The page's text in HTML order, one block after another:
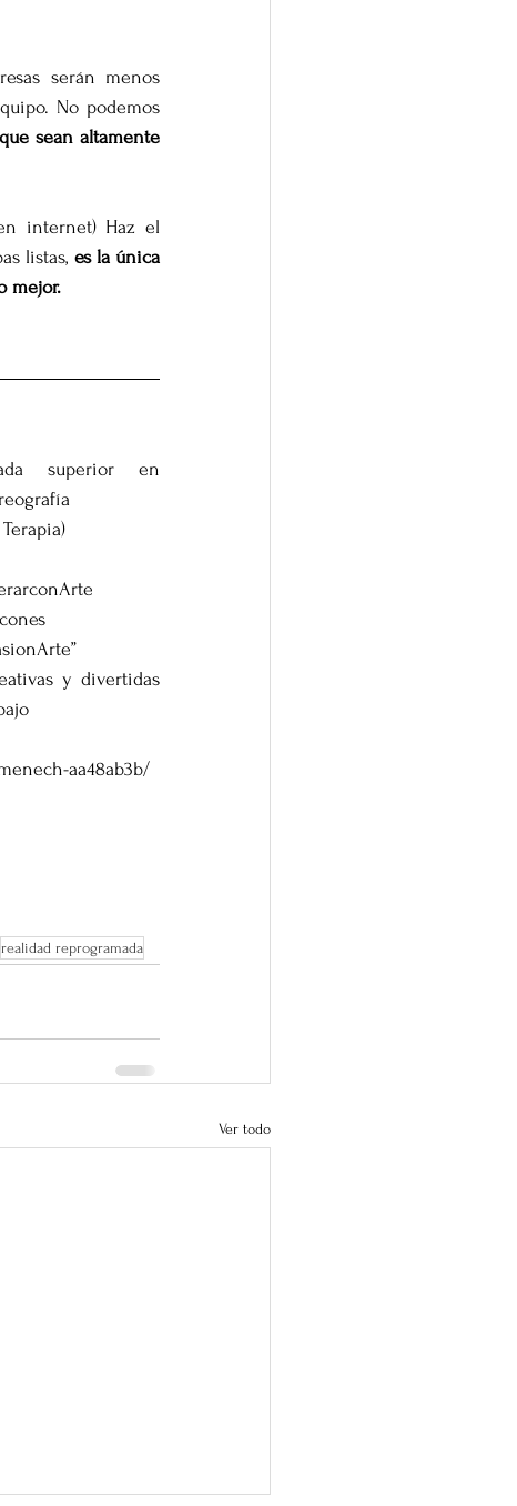
serán menos
No podemos
sean altamente
internet) Haz el
listas, es la única
mejor.
superior en
y divertidas
aa48ab3b/
realidad reprogramada
Ver todo